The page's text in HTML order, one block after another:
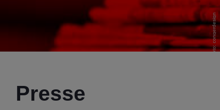
Pixabay / Foto: congerdesign
Presse